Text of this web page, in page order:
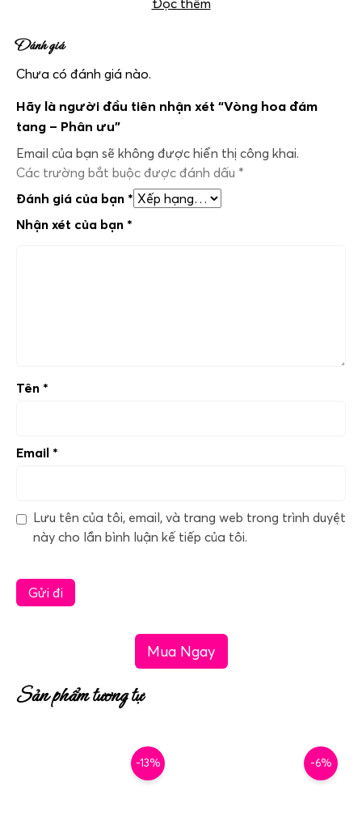
Đánh giá
Chưa có đánh giá nào.
Hãy là người đầu tiên nhận xét “Vòng hoa đám
tang – Phân ưu”
Email của bạn sẽ không được hiển thị công khai.
Các trường bắt buộc được đánh dấu *
Đánh giá của bạn *
Nhận xét của bạn *
Tên *
Email *
Lưu tên của tôi, email, và trang web trong trình duyệt
này cho lần bình luận kế tiếp của tôi.
Mua Ngay
Sản phẩm tương tự
-13% -6%